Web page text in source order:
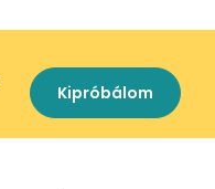
Kipróbálom